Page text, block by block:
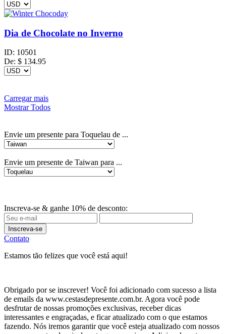
Dia de Chocolate no Inverno
ID: 10501
De: $ 134.95
Carregar mais
Mostrar Todos
Envie um presente para Toquelau de ...
Envie um presente de Taiwan para ...
Inscreva-se & ganhe 10% de desconto:
Inscreva-se
Contato
Estamos tão felizes que você está aqui!
Obrigado por se inscrever! Você foi adicionado com sucesso a lista
de emails da www.cestasdepresente.com.br. Agora você pode
desfrutar de nossas promoções exclusivas, receber dicas
interessantes e engraçadas, e ficar atualizado com o que estamos
fazendo. Nós iremos garantir que você esteja atualizado com nossos